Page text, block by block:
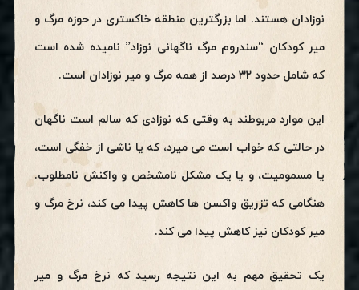
نوزادان هستند. اما بزرگترین منطقه خاکستری در حوزه مرگ و
میر کودکان “سندروم مرگ ناگهانی نوزاد” نامیده شده است
که شامل حدود ۳۲ درصد از همه مرگ و میر نوزادان است.
این موارد مربوطند به وقتی که نوزادی که سالم است ناگهان
در حالتی که خواب است می میرد، که یا ناشی از خفگی است،
یا مسمومیت، و یا یک مشکل نامشخص و واکنش نامطلوب.
هنگامی که تزریق واکسن ها کاهش پیدا می کند، نرخ مرگ و
میر کودکان نیز کاهش پیدا می کند.
یک تحقیق مهم به این نتیجه رسید که نرخ مرگ و میر